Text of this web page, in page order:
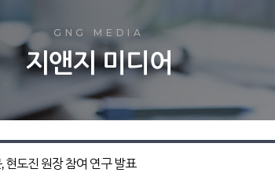
수면무호
수면무호흡의 시작 알리는
수면무
내시경/3D CT
결정하기 위한 목
코골이 •
GNG 양압
지속적인
GNG MEDIA
지앤지 미디어
도진 원장 참여 연구 발표